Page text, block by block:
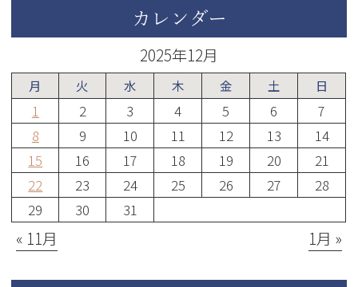
カレンダー
2025年12月
月 火 水 木 金 土 日
1 2 3 4 5 6
7
8
9 10 11 12 13
14
15
16 17 18 19 20
21
22
23 24 25 26 27
28
29
30 31
« 11月 1月 »